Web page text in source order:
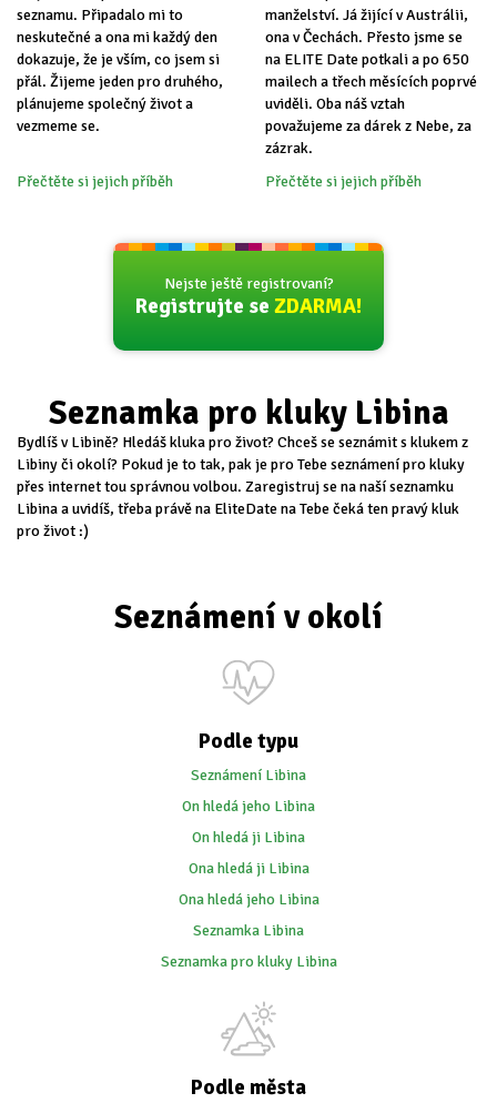
seznamu. Připadalo mi to
neskutečné a ona mi každý den
dokazuje, že je vším, co jsem si
přál. Žijeme jeden pro druhého,
plánujeme společný život a
vezmeme se.
Přečtěte si jejich příběh
manželství. Já žijící v Austrálii,
ona v Čechách. Přesto jsme se
na ELITE Date potkali a po 650
mailech a třech měsících poprvé
uviděli. Oba náš vztah
považujeme za dárek z Nebe, za
zázrak.
Přečtěte si jejich příběh
Nejste ještě registrovaní?
Registrujte se ZDARMA!
Seznamka pro kluky Libina
Bydlíš v Libině? Hledáš kluka pro život? Chceš se seznámit s klukem z
Libiny či okolí? Pokud je to tak, pak je pro Tebe seznámení pro kluky
přes internet tou správnou volbou. Zaregistruj se na naší seznamku
Libina a uvidíš, třeba právě na EliteDate na Tebe čeká ten pravý kluk
pro život :)
Seznámení v okolí
Podle typu
Seznámení Libina
On hledá jeho Libina
On hledá ji Libina
Ona hledá ji Libina
Ona hledá jeho Libina
Seznamka Libina
Seznamka pro kluky Libina
Podle města